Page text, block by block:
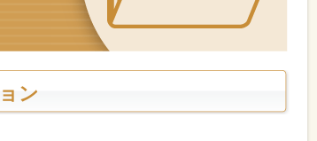
ン